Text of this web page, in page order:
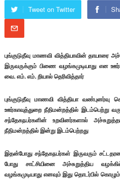
Tweet on Twitter
புங்குடுதீவு மாணவி வித்தியாவின் தாயாரை
இருவருக்கும் பிணை வழங்கமுடியாது என
வை. எம். எம். றியால் தெரிவித்தார்
புங்குடுதீவு மாணவி வித்தியா
ஊர்காவுத்துறை நீதிமன்றத்தில் இடம்பெற்று
சந்தேகநபர்களின் உறவினர்களால்
நீதிமன்றத்தில் இன்று இடம்பெற்றது
இதன்போது சந்தேகநபர்கள் இருவரும்
போது சாட்சியினை அச்சுறுத்திய
வழங்கமுடியாது எனவும் இது தொடர்பில்